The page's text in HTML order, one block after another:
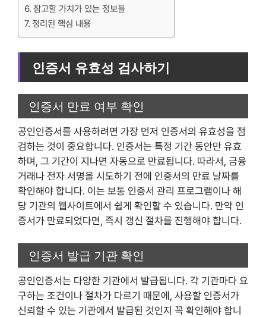
참고할 가치가 있는 정보들
정리된 핵심 내용
인증서 유효성 검사하기
인증서 만료 여부 확인
공인인증서를 사용하려면 가장 먼저 인증서의 유효성을 점
검하는 것이 중요합니다. 인증서는 특정 기간 동안만 유효
하며, 그 기간이 지나면 자동으로 만료됩니다. 따라서, 금융
거래나 전자 서명을 시도하기 전에 인증서의 만료 날짜를
확인해야 합니다. 이는 보통 인증서 관리 프로그램이나 해
당 기관의 웹사이트에서 쉽게 확인할 수 있습니다. 만약 인
증서가 만료되었다면, 즉시 갱신 절차를 진행해야 합니다.
인증서 발급 기관 확인
공인인증서는 다양한 기관에서 발급됩니다. 각 기관마다 요
구하는 조건이나 절차가 다르기 때문에, 사용할 인증서가
신뢰할 수 있는 기관에서 발급된 것인지 꼭 확인해야 합니